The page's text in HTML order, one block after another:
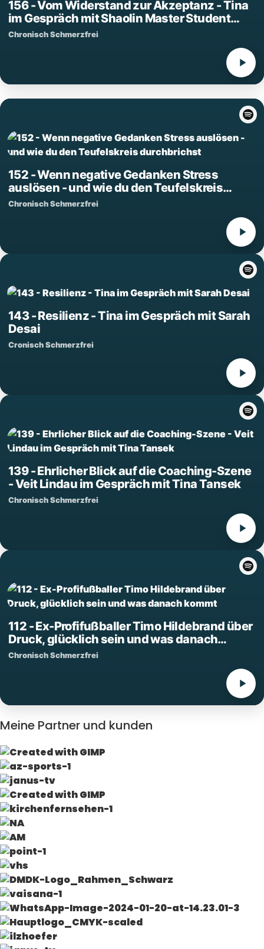
156 - Vom Widerstand zur Akzeptanz - Tina
im Gespräch mit Shaolin Master Student
Jian
Chronisch Schmerzfrei
152 - Wenn negative Gedanken Stress
auslösen - und wie du den Teufelskreis
durchbrichst
Chronisch Schmerzfrei
143 - Resilienz - Tina im Gespräch mit Sarah
Desai
Cronisch Schmerzfrei
139 - Ehrlicher Blick auf die Coaching-Szene
- Veit Lindau im Gespräch mit Tina Tansek
Chronisch Schmerzfrei
112 - Ex-Profifußballer Timo Hildebrand über
Druck, glücklich sein und was danach
kommt
Chronisch Schmerzfrei
Meine Partner und kunden